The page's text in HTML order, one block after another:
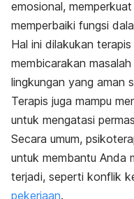
emosional,
memperbaiki fungsi
Hal ini dilakukan
membicarakan
lingkungan yang aman
Terapis juga mampu
untuk mengatasi
Secara umum,
untuk membantu Anda
terjadi, seperti konflik
pekerjaan.